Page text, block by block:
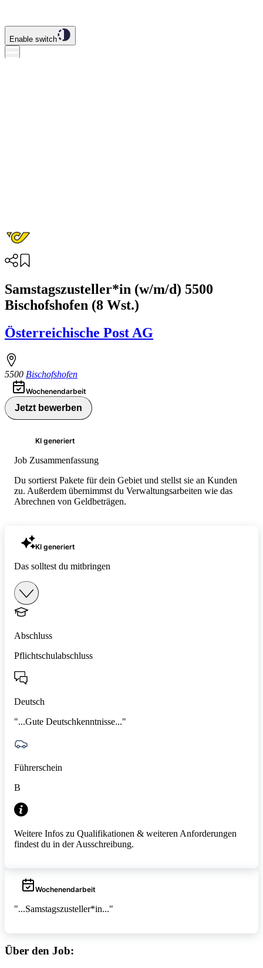
Enable switch
Samstagszusteller*in (w/m/d) 5500
Bischofshofen (8 Wst.)
Österreichische Post AG
5500 Bischofshofen
Wochenendarbeit
Jetzt bewerben
KI generiert
Job Zusammenfassung
Du sortierst Pakete für dein Gebiet und stellst sie an Kunden
zu. Außerdem übernimmst du Verwaltungsarbeiten wie das
Abrechnen von Geldbeträgen.
KI generiert
Das solltest du mitbringen
Abschluss
Pflichtschulabschluss
Deutsch
"...Gute Deutschkenntnisse..."
Führerschein
B
Weitere Infos zu Qualifikationen & weiteren Anforderungen
findest du in der Ausschreibung.
Wochenendarbeit
"...Samstagszusteller*in..."
Über den Job: